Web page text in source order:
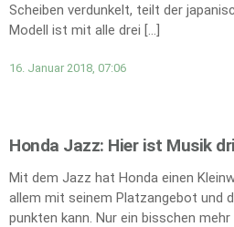
Scheiben verdunkelt, teilt der
Modell ist mit alle drei […]
16. Januar 2018, 07:06
Honda Jazz: Hier ist Musik
Mit dem Jazz hat Honda einen
allem mit seinem Platzangebot und
punkten kann. Nur ein bisschen mehr